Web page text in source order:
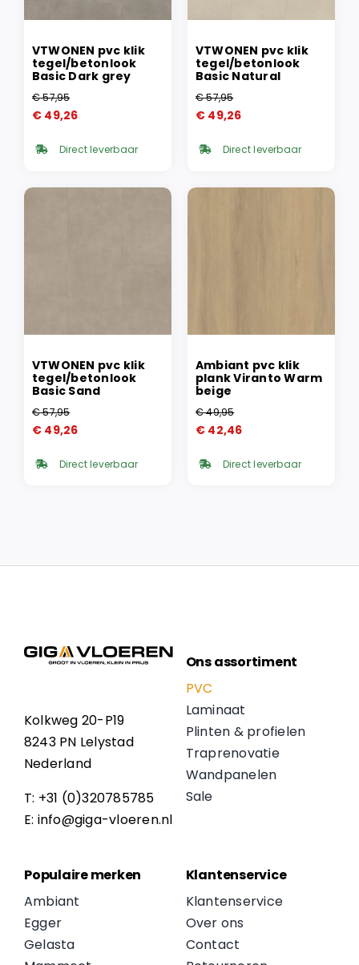
VTWONEN pvc klik
tegel/betonlook
Basic Dark grey
€57,95
Oorspronkelijke
was:
€ 49,26
Huidige
is: Direct leverbaar
VTWONEN pvc klik
tegel/betonlook
Basic Natural
€57,95
Oorspronkelijke
was:
€ 49,26
Huidige
is: Direct leverbaar
VTWONEN pvc klik
tegel/betonlook
Basic Sand
€57,95
Oorspronkelijke
was:
€ 49,26
Huidige
is: Direct leverbaar
Ambiant pvc klik
plank Viranto Warm
beige
€49,95
Oorspronkelijke
was:
€ 42,46
Huidige
is: Direct leverbaar
Kolkweg 20-P19
8243 PN Lelystad
Nederland
T: +31 (0)320785785
E: info@giga-vloeren.nl
Ons assortiment
PVC
Laminaat
Plinten & profielen
Traprenovatie
Wandpanelen
Sale
Populaire merken
Ambiant
Egger
Gelasta
Klantenservice
Klantenservice
Over ons
Contact